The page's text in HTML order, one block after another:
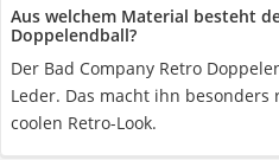
Aus welchem Material besteht
Doppelendball?
Der Bad Company Retro
Leder. Das macht ihn
coolen Retro-Look.